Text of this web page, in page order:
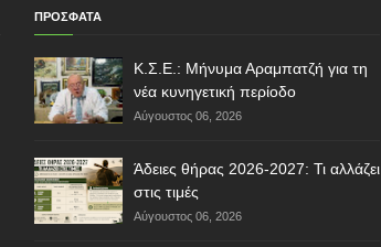
ΠΡΟΣΦΑΤΑ
Κ.Σ.Ε.: Μήνυμα Αραμπατζή για τη
νέα κυνηγετική περίοδο
Αύγουστος 06, 2026
Άδειες θήρας 2026-2027: Τι αλλάζει
στις τιμές
Αύγουστος 06, 2026